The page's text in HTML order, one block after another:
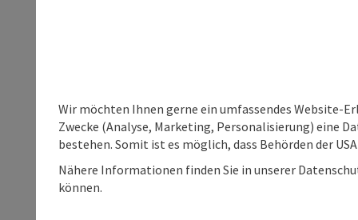
Wir möchten Ihnen gerne ein umfassendes Website-
Zwecke (Analyse, Marketing, Personalisierung) eine
bestehen. Somit ist es möglich, dass Behörden der
Nähere Informationen finden Sie in unserer
können.